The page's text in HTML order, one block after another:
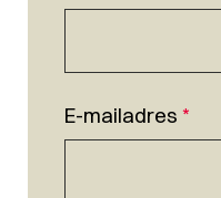
E-mailadres *